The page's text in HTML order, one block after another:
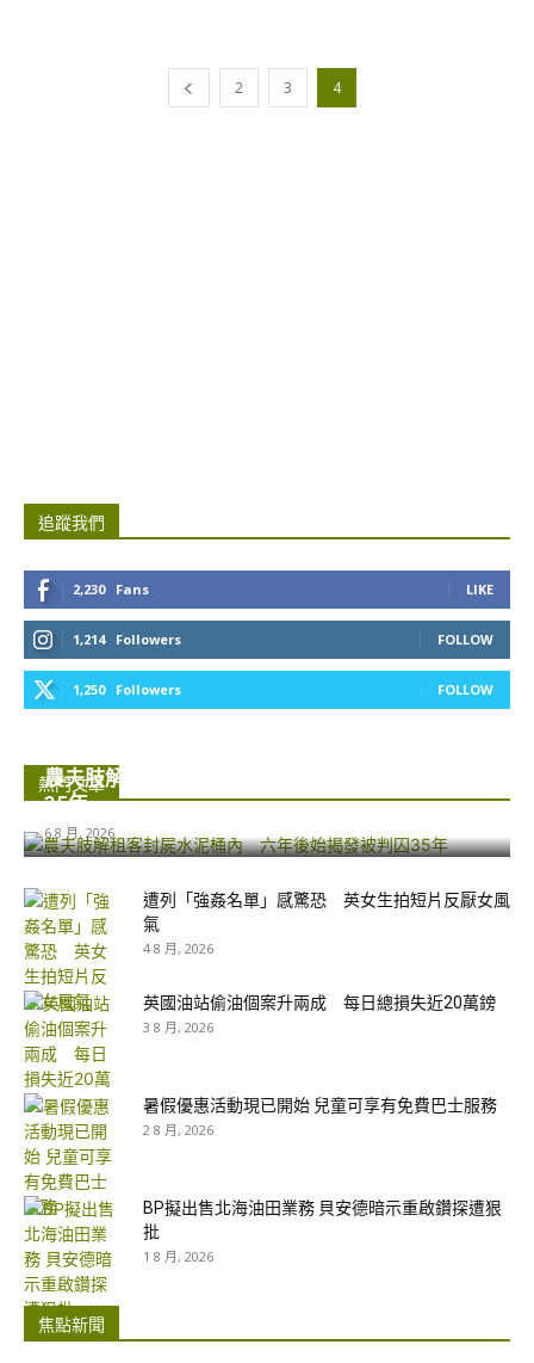
2 3 4
追蹤我們
2,230 Fans LIKE
1,214 Followers FOLLOW
1,250 Followers FOLLOW
熱門文章
農夫肢解租客封屍水泥桶內 六年後始揭發被判囚
35年...
6 8 月, 2026
遭列「強姦名單」感驚恐 英女生拍短片反厭女風
氣
4 8 月, 2026
英國油站偷油個案升兩成 每日總損失近20萬鎊
3 8 月, 2026
暑假優惠活動現已開始 兒童可享有免費巴士服務
2 8 月, 2026
BP擬出售北海油田業務 貝安德暗示重啟鑽探遭狠
批
1 8 月, 2026
焦點新聞